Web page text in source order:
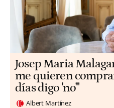
​​Josep Maria
me quieren
días digo 'no'"
Albert Martínez